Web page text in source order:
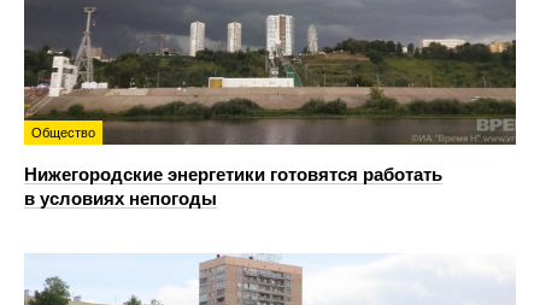
Общество
Нижегородские энергетики готовятся работать
в условиях непогоды